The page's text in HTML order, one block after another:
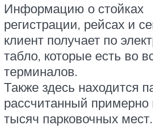
Информацию о стойках
регистрации, рейсах и
клиент получает по
табло, которые есть во
терминалов.
Также здесь находится
рассчитанный примерно
тысяч парковочных мест.